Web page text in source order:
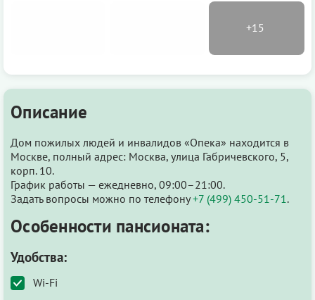
Описание
Дом пожилых людей и инвалидов «Опека» находится в
Москве, полный адрес: Москва, улица Габричевского, 5,
корп. 10.
График работы — ежедневно, 09:00–21:00.
Задать вопросы можно по телефону+7 (499) 450-51-71 .
Особенности пансионата:
Удобства:
Wi-Fi